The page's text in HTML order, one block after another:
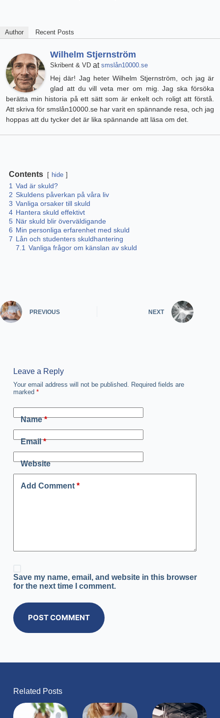
Author Recent Posts
Wilhelm Stjernström
Skribent & VD at smslån10000.se
Hej där! Jag heter Wilhelm Stjernström, och jag är
glad att du vill veta mer om mig. Jag ska försöka
berätta min historia på ett sätt som är enkelt och roligt att förstå.
Att skriva för smslån10000.se har varit en spännande resa, och jag
hoppas att du tycker det är lika spännande att läsa om det.
Contents hide
1 Vad är skuld?
2 Skuldens påverkan på våra liv
3 Vanliga orsaker till skuld
4 Hantera skuld effektivt
5 När skuld blir överväldigande
6 Min personliga erfarenhet med skuld
7 Lån och studenters skuldhantering
7.1 Vanliga frågor om känslan av skuld
PREVIOUS NEXT
Leave a Reply
Your email address will not be published. Required fields are
marked *
Name*
Email*
Website
Add Comment*
Save my name, email, and website in this browser
for the next time I comment.
POST COMMENT
Related Posts